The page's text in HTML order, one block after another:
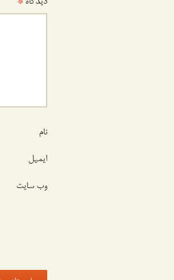
نام
ایمیل
وب‌ سایت